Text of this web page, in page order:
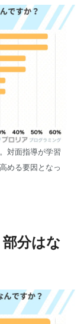
対面指導が学習
める要因となっ
分はな